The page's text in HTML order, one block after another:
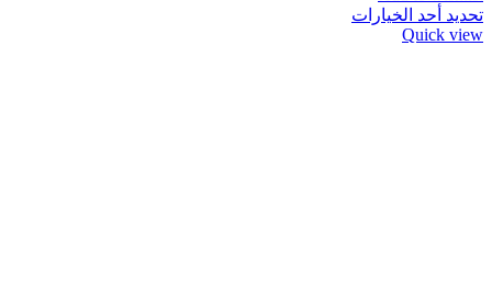
تحديد أحد الخيارات
Quick view